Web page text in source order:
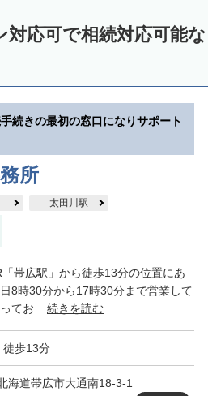
枝幸郡浜頓別町
常呂郡訓子府町
沙流郡平取町
村
標津郡中標津町
応可で相続対応可能な
続きの最初の窓口になりサポート
所
太田川駅
帯広駅」から徒歩13分の位置にあ
8時30分から17時30分まで営業して
てお... 続きを読む
徒歩13分
海道帯広市大通南18-3-1